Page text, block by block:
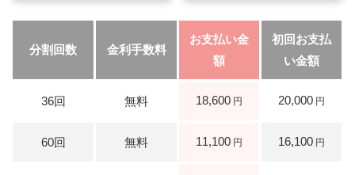
18,600 20,000
11,100 16,100